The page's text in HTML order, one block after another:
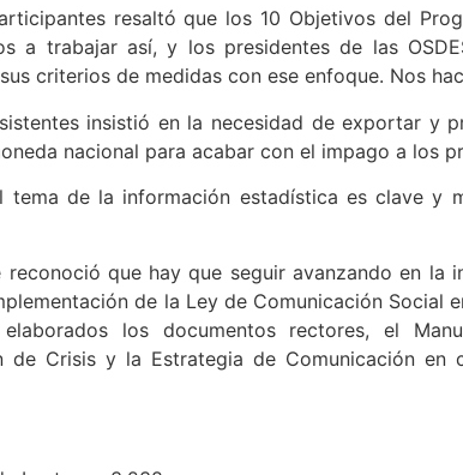
resaltó que los 10 Objetivos del
a trabajar así, y los presidentes de las
criterios de medidas con ese enfoque. Nos
insistió en la necesidad de exportar y
nacional para acabar con el impago a los
tema de la información estadística es clave y
reconoció que hay que seguir avanzando en
de la Ley de Comunicación Social
los documentos rectores, el
de Crisis y la Estrategia de Comunicación